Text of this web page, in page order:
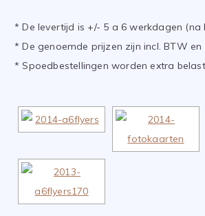
* De levertijd is +/- 5 a 6 werkdagen (na
* De genoemde prijzen zijn incl. BTW en
* Spoedbestellingen worden extra